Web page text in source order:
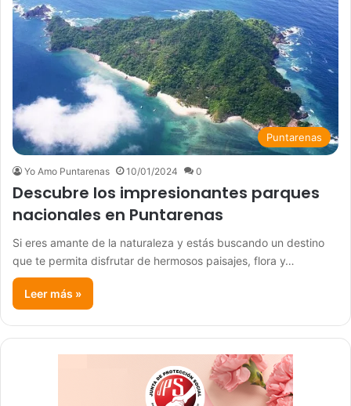
Puntarenas
Yo Amo Puntarenas 10/01/2024 0
Descubre los impresionantes parques
nacionales en Puntarenas
Si eres amante de la naturaleza y estás buscando un destino
que te permita disfrutar de hermosos paisajes, flora y…
Leer más »